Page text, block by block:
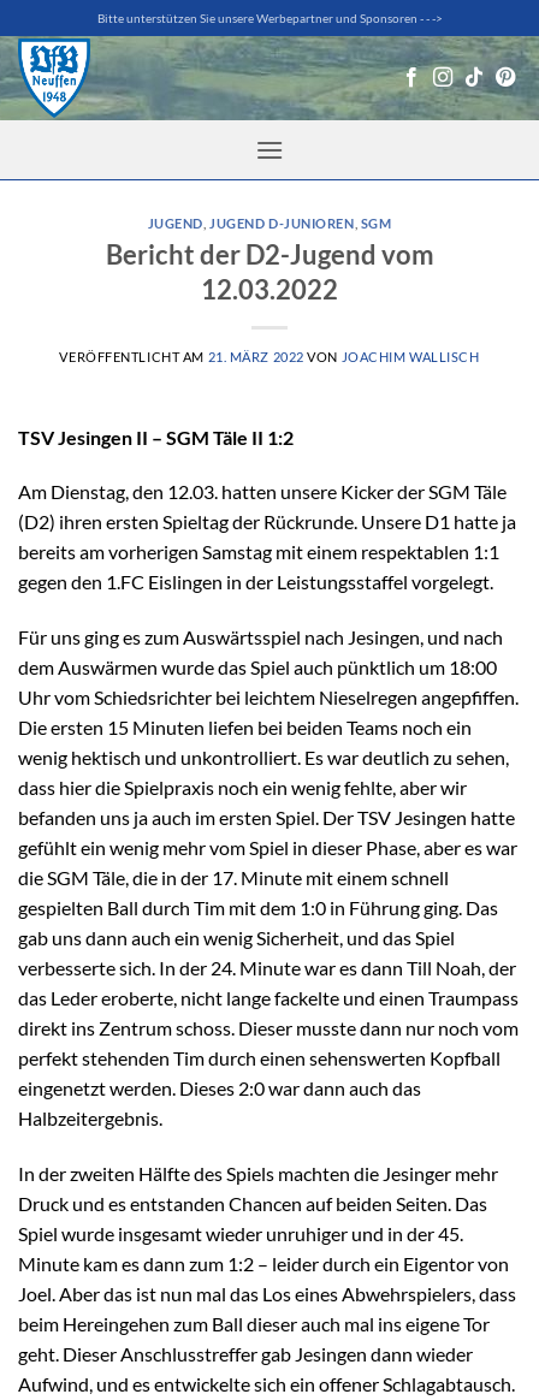
Inhalt
springen
Bitte unterstützen Sie unsere Werbepartner und Sponsoren - - ->
JUGEND JUGEND D-JUNIOREN SGM
Bericht der D2-Jugend vom
12.03.2022
VERÖFFENTLICHT AM 21. MÄRZ 2022 VON JOACHIM WALLISCH
TSV Jesingen II – SGM Täle II 1:2
Am Dienstag, den 12.03. hatten unsere Kicker der SGM Täle
(D2) ihren ersten Spieltag der Rückrunde. Unsere D1 hatte ja
bereits am vorherigen Samstag mit einem respektablen 1:1
gegen den 1.FC Eislingen in der Leistungsstaffel vorgelegt.
Für uns ging es zum Auswärtsspiel nach Jesingen, und nach
dem Auswärmen wurde das Spiel auch pünktlich um 18:00
Uhr vom Schiedsrichter bei leichtem Nieselregen angepfiffen.
Die ersten 15 Minuten liefen bei beiden Teams noch ein
wenig hektisch und unkontrolliert. Es war deutlich zu sehen,
dass hier die Spielpraxis noch ein wenig fehlte, aber wir
befanden uns ja auch im ersten Spiel. Der TSV Jesingen hatte
gefühlt ein wenig mehr vom Spiel in dieser Phase, aber es war
die SGM Täle, die in der 17. Minute mit einem schnell
gespielten Ball durch Tim mit dem 1:0 in Führung ging. Das
gab uns dann auch ein wenig Sicherheit, und das Spiel
verbesserte sich. In der 24. Minute war es dann Till Noah, der
das Leder eroberte, nicht lange fackelte und einen Traumpass
direkt ins Zentrum schoss. Dieser musste dann nur noch vom
perfekt stehenden Tim durch einen sehenswerten Kopfball
eingenetzt werden. Dieses 2:0 war dann auch das
Halbzeitergebnis.
In der zweiten Hälfte des Spiels machten die Jesinger mehr
Druck und es entstanden Chancen auf beiden Seiten. Das
Spiel wurde insgesamt wieder unruhiger und in der 45.
Minute kam es dann zum 1:2 – leider durch ein Eigentor von
Joel. Aber das ist nun mal das Los eines Abwehrspielers, dass
beim Hereingehen zum Ball dieser auch mal ins eigene Tor
geht. Dieser Anschlusstreffer gab Jesingen dann wieder
Aufwind, und es entwickelte sich ein offener Schlagabtausch.